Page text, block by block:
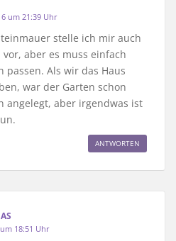
um 21:39 Uhr
stelle ich mir auch
vor, aber es muss einfach
passen. Als wir das Haus
war der Garten schon
angelegt, aber irgendwas ist
ANTWORTEN
18:51 Uhr